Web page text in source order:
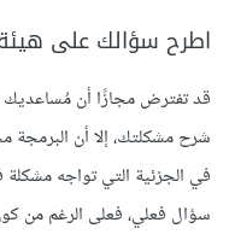
اطرح سؤالك على
قد تفترض مجازًا أن
شرح مشكلتك، إلا أن البرمجة
في الجزئية التي تواجه
سؤال فعلي، فعلى الرغم من